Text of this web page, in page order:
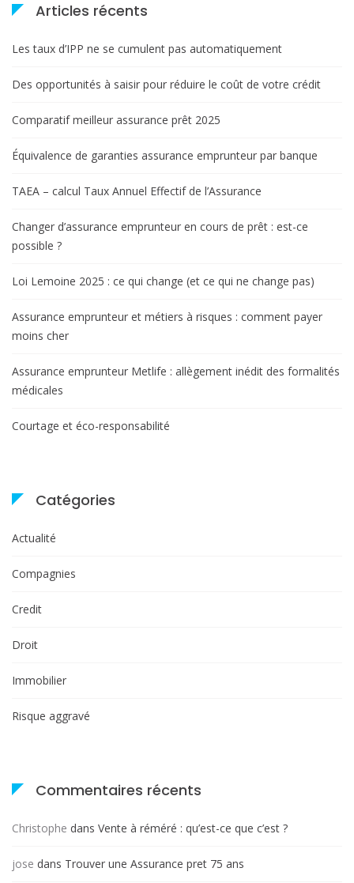
Articles récents
Les taux d’IPP ne se cumulent pas automatiquement
Des opportunités à saisir pour réduire le coût de votre crédit
Comparatif meilleur assurance prêt 2025
Équivalence de garanties assurance emprunteur par banque
TAEA – calcul Taux Annuel Effectif de l’Assurance
Changer d’assurance emprunteur en cours de prêt : est-ce
possible ?
Loi Lemoine 2025 : ce qui change (et ce qui ne change pas)
Assurance emprunteur et métiers à risques : comment payer
moins cher
Assurance emprunteur Metlife : allègement inédit des formalités
médicales
Courtage et éco-responsabilité
Catégories
Actualité
Compagnies
Credit
Droit
Immobilier
Risque aggravé
Commentaires récents
Christophe dans Vente à réméré : qu’est-ce que c’est ?
jose dans Trouver une Assurance pret 75 ans